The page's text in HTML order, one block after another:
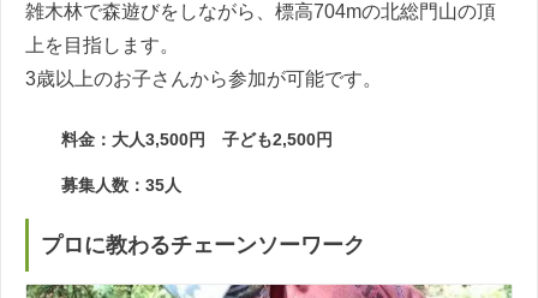
雑木林で森遊びをしながら、標高704mの北総門山の頂
上を目指します。
3歳以上のお子さんから参加が可能です。
料金：大人3,500円 子ども2,500円
募集人数：35人
プロに教わるチェーンソーワーク